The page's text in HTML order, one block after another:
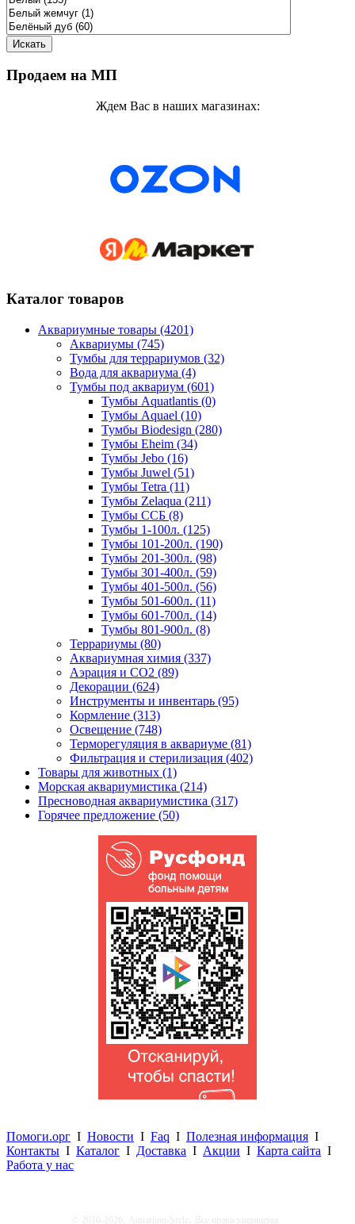
Продаем на МП
Ждем Вас в наших магазинах:
Каталог товаров
Аквариумные товары (4201)
Аквариумы (745)
Тумбы для террариумов (32)
Вода для аквариума (4)
Тумбы под аквариум (601)
Тумбы Aquatlantis (0)
Тумбы Aquael (10)
Тумбы Biodesign (280)
Тумбы Eheim (34)
Тумбы Jebo (16)
Тумбы Juwel (51)
Тумбы Tetra (11)
Тумбы Zelaqua (211)
Тумбы ССБ (8)
Тумбы 1-100л. (125)
Тумбы 101-200л. (190)
Тумбы 201-300л. (98)
Тумбы 301-400л. (59)
Тумбы 401-500л. (56)
Тумбы 501-600л. (11)
Тумбы 601-700л. (14)
Тумбы 801-900л. (8)
Террариумы (80)
Аквариумная химия (337)
Аэрация и CO2 (89)
Декорации (624)
Инструменты и инвентарь (95)
Кормление (313)
Освещение (748)
Терморегуляция в аквариуме (81)
Фильтрация и стерилизация (402)
Товары для животных (1)
Морская аквариумистика (214)
Пресноводная аквариумистика (317)
Горячее предложение (50)
Помоги.орг I Новости I Faq I Полезная информация I
Контакты I Каталог I Доставка I Акции I Карта сайта I
Работа у нас